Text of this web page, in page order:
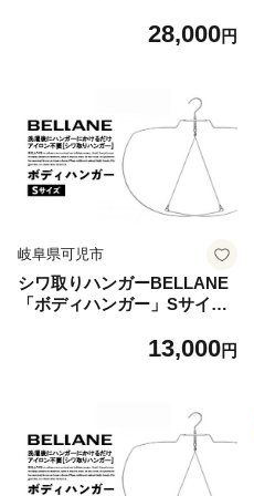
セット」Mサイズ 【ハンガー
28,000円
岐阜県可児市
シワ取りハンガーBELLANE
「ボディハンガー」Sサイズ
ンいらず 洗濯用品 雑貨 ステ
13,000円